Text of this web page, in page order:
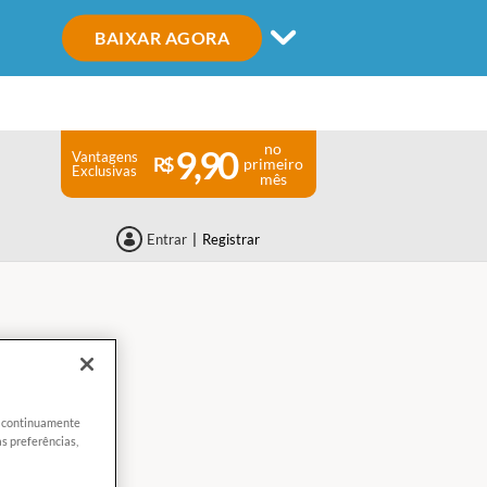
BAIXAR AGORA
Entrar Registrar
Vantagens
Exclusivas
9,90
no
primeiro
mês
continuamente
preferências,